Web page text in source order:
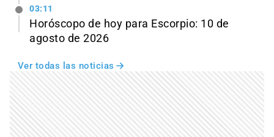
03:11
Horóscopo de hoy para Escorpio: 10 de
agosto de 2026
Ver todas las noticias